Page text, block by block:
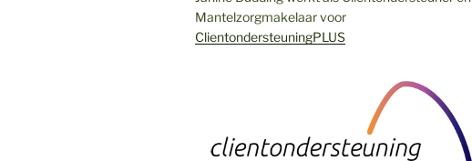
Mantelzorgmakelaar voor
ClientondersteuningPLUS